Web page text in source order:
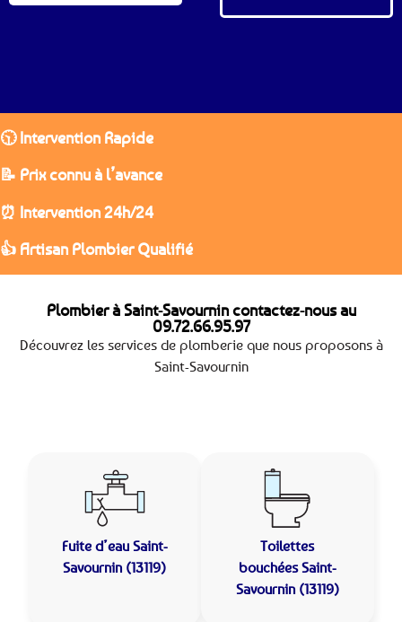
🕥 Intervention Rapide
📝 Prix connu à l’avance
⏰ Intervention 24h/24
👍 Artisan Plombier Qualifié
Plombier à Saint-Savournin contactez-nous au
09.72.66.95.97
Découvrez les services de plomberie que nous proposons à
Saint-Savournin
Fuite d’eau Saint-
Savournin (13119)
Toilettes
bouchéesSaint-
Savournin (13119)